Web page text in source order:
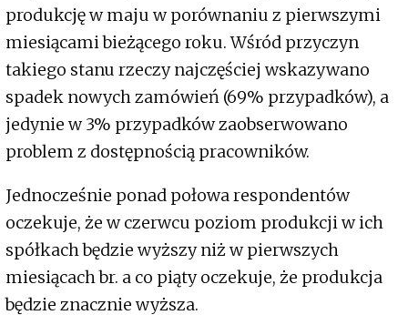
produkcję w maju w porównaniu z pierwszymi
miesiącami bieżącego roku. Wśród przyczyn
takiego stanu rzeczy najczęściej wskazywano
spadek nowych zamówień (69% przypadków), a
jedynie w 3% przypadków zaobserwowano
problem z dostępnością pracowników.
Jednocześnie ponad połowa respondentów
oczekuje, że w czerwcu poziom produkcji w ich
spółkach będzie wyższy niż w pierwszych
miesiącach br. a co piąty oczekuje, że produkcja
będzie znacznie wyższa.